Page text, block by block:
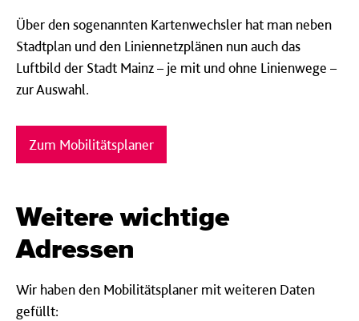
Über den sogenannten Kartenwechsler hat man neben
Stadtplan und den Liniennetzplänen nun auch das
Luftbild der Stadt Mainz – je mit und ohne Linienwege –
zur Auswahl.
Zum Mobilitätsplaner
Weitere wichtige
Adressen
Wir haben den Mobilitätsplaner mit weiteren Daten
gefüllt: